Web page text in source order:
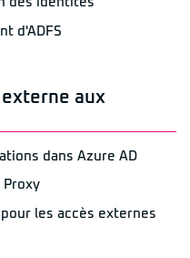
d'ADFS
aux
dans Azure AD
Proxy
les accès externes